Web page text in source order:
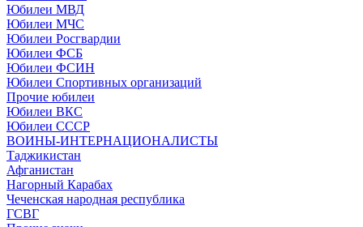
Юбилеи МВД
Юбилеи МЧС
Юбилеи Росгвардии
Юбилеи ФСБ
Юбилеи ФСИН
Юбилеи Спортивных организаций
Прочие юбилеи
Юбилеи ВКС
Юбилеи СССР
ВОИНЫ-ИНТЕРНАЦИОНАЛИСТЫ
Таджикистан
Афганистан
Нагорный Карабах
Чеченская народная республика
ГСВГ